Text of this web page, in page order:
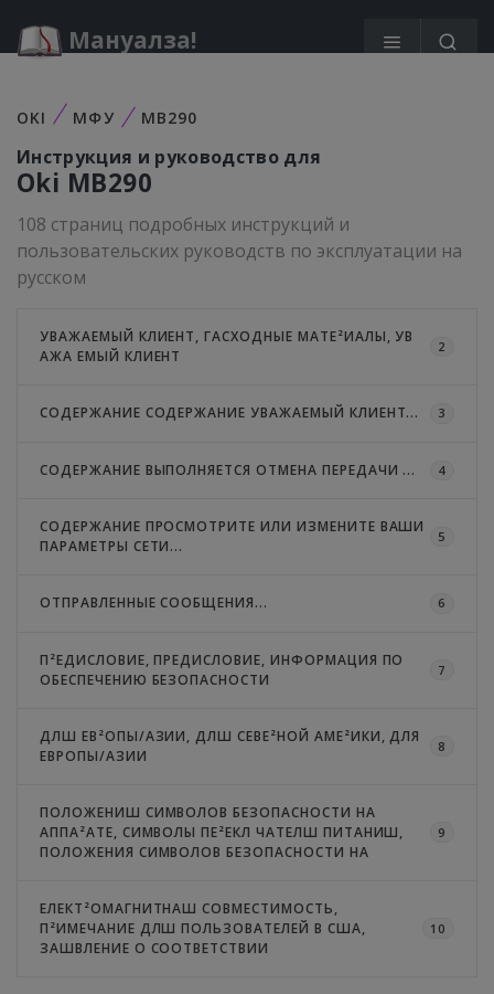
Мануалза!
OKI МФУ MB290
Инструкция и руководство для
Oki MB290
108 страниц подробных инструкций и
пользовательских руководств по эксплуатации на
русском
УВАЖАЕМЫЙ КЛИЕНТ, ГАСХОДНЫЕ МАТЕ²ИАЛЫ, УВ
АЖА ЕМЫЙ КЛИЕНТ
2
СОДЕРЖАНИЕ СОДЕРЖАНИЕ УВАЖАЕМЫЙ КЛИЕНТ... 3
СОДЕРЖАНИЕ ВЫПОЛНЯЕТСЯ ОТМЕНА ПЕРЕДАЧИ ... 4
СОДЕРЖАНИЕ ПРОСМОТРИТЕ ИЛИ ИЗМЕНИТЕ ВАШИ
ПАРАМЕТРЫ СЕТИ...
5
ОТПРАВЛЕННЫЕ СООБЩЕНИЯ... 6
П²ЕДИСЛОВИЕ, ПРЕДИСЛОВИЕ, ИНФОРМАЦИЯ ПО
ОБЕСПЕЧЕНИЮ БЕЗОПАСНОСТИ
7
ДЛШ ЕВ²ОПЫ/АЗИИ, ДЛШ СЕВЕ²НОЙ АМЕ²ИКИ, ДЛЯ
ЕВРОПЫ/АЗИИ
8
ПОЛОЖЕНИШ СИМВОЛОВ БЕЗОПАСНОСТИ НА
АППА²АТЕ, СИМВОЛЫ ПЕ²ЕКЛ ЧАТЕЛШ ПИТАНИШ,
ПОЛОЖЕНИЯ СИМВОЛОВ БЕЗОПАСНОСТИ НА
9
ЕЛЕКТ²ОМАГНИТНАШ СОВМЕСТИМОСТЬ,
П²ИМЕЧАНИЕ ДЛШ ПОЛЬЗОВАТЕЛЕЙ В США,
ЗАШВЛЕНИЕ О СООТВЕТСТВИИ
10